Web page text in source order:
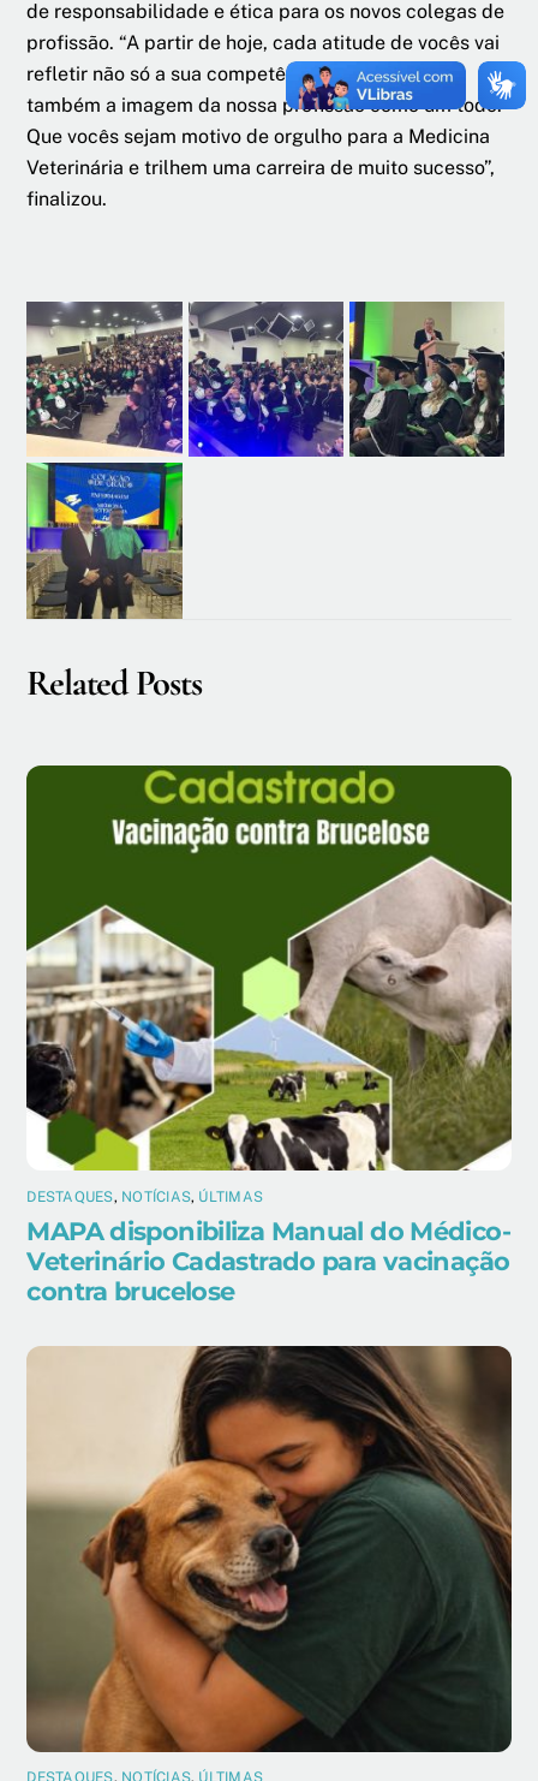
de responsabilidade e ética para os novos colegas de
profissão. “A partir de hoje, cada atitude de vocês vai
refletir não só a sua competência individual, mas
também a imagem da nossa profissão como um todo.
Que vocês sejam motivo de orgulho para a Medicina
Veterinária e trilhem uma carreira de muito sucesso”,
finalizou.
Related Posts
DESTAQUES, NOTÍCIAS, ÚLTIMAS
MAPA disponibiliza Manual do Médico-
Veterinário Cadastrado para vacinação
contra brucelose